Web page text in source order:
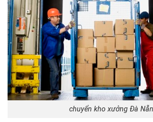
chuyển kho xưởng Đà